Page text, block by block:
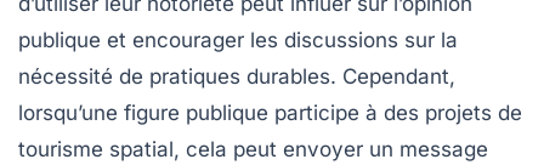
publique et encourager les discussions sur la
nécessité de pratiques durables. Cependant,
lorsqu’une figure publique participe à des projets de
tourisme spatial, cela peut envoyer un message